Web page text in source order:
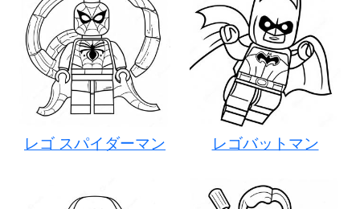
レゴ スパイダーマン レゴバットマン